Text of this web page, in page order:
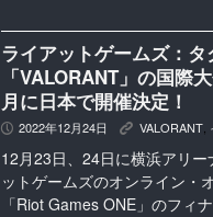
ライアットゲームズ：
「VALORANT」の国際
月に日本で開催決定！
P 2022年12月24日 K VALORANT,
12月23日、24日に横浜アリ
ットゲームズのオンライン・
「Riot Games ONE」のフィ